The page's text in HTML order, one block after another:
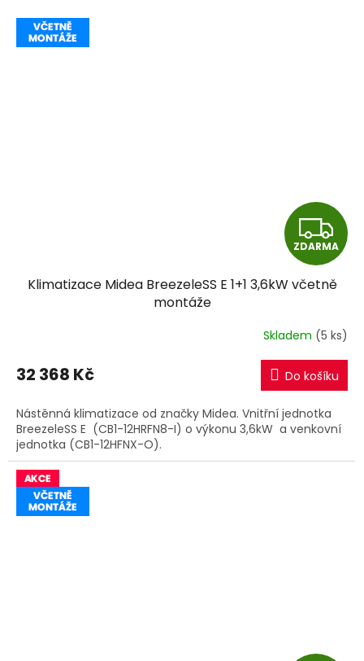
Z
D
A
R
M
A
ZDARMA
Klimatizace Midea BreezeleSS E 1+1 3,6kW včetně
montáže
Skladem (5 ks)
32 368 Kč Do košíku
Nástěnná klimatizace od značky Midea. Vnitřní jednotka
BreezeleSS E (CB1-12HRFN8-I) o výkonu 3,6kW a venkovní
jednotka (CB1-12HFNX-O).